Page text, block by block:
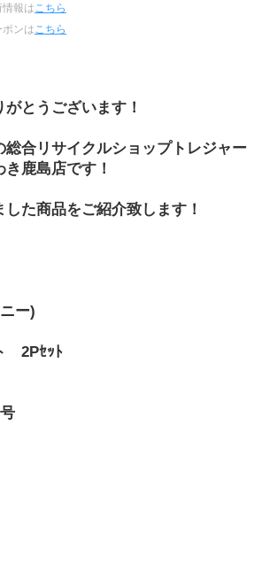
情報は こちら
ポンは こちら
とうございます！
総合リサイクルショップトレジャー
鹿島店です！
た商品をご紹介致します！
ー)
　2Pｾｯﾄ